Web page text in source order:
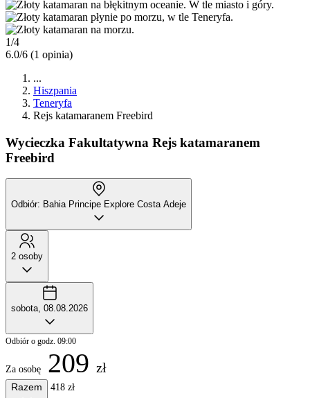
1/4
6.0/6 (1 opinia)
...
Hiszpania
Teneryfa
Rejs katamaranem Freebird
Wycieczka Fakultatywna Rejs katamaranem
Freebird
Odbiór: Bahia Principe Explore Costa Adeje
2 osoby
sobota, 08.08.2026
Odbiór o godz. 09:00
Za osobę 209 zł
Razem 418 zł